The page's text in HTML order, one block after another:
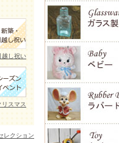
越し祝い
リスマス
レクション